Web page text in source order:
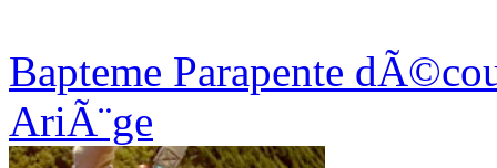
Bapteme Parapente
AriÃ¨ge